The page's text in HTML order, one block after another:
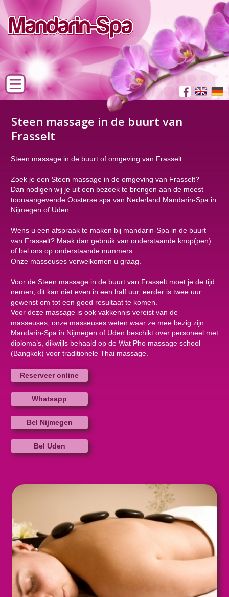
Steen massage in de buurt van
Frasselt
Steen massage in de buurt of omgeving van Frasselt
Zoek je een Steen massage in de omgeving van Frasselt?
Dan nodigen wij je uit een bezoek te brengen aan de meest
toonaangevende Oosterse spa van Nederland Mandarin-Spa in
Nijmegen of Uden.
Wens u een afspraak te maken bij mandarin-Spa in de buurt
van Frasselt? Maak dan gebruik van onderstaande knop(pen)
of bel ons op onderstaande nummers.
Onze masseuses verwelkomen u graag.
Voor de Steen massage in de buurt van Frasselt moet je de tijd
nemen, dit kan niet even in een half uur, eerder is twee uur
gewenst om tot een goed resultaat te komen.
Voor deze massage is ook vakkennis vereist van de
masseuses, onze masseuses weten waar ze mee bezig zijn.
Mandarin-Spa in Nijmegen of Uden beschikt over personeel met
diploma’s, dikwijls behaald op de Wat Pho massage school
(Bangkok) voor traditionele Thai massage.
Reserveer online
Whatsapp
Bel Nijmegen
Bel Uden